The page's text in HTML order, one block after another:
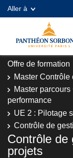
Aller à
Offre de formation
Master Contrôle
Master
performance
UE 2 : Pilotage
Contrôle de
Contrôle de
projets